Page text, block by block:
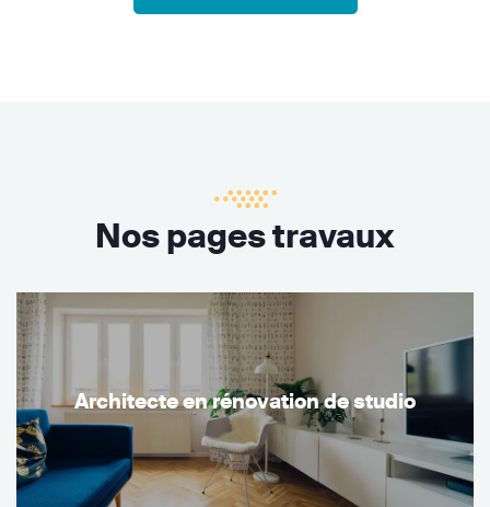
Nos pages travaux
Architecte en rénovation de studio